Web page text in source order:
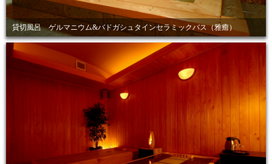
貸切風呂 ゲルマニウム&バドガシュタインセラミックバス（雅癒）